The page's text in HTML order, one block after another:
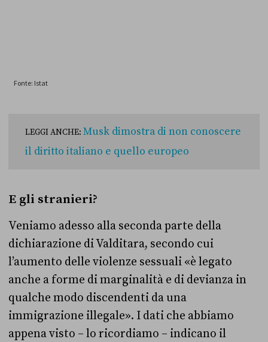
LEGGI ANCHE: Musk dimostra di non conoscere
il diritto italiano e quello europeo
E gli stranieri?
Veniamo adesso alla seconda parte della
dichiarazione di Valditara, secondo cui
l’aumento delle violenze sessuali «è legato
anche a forme di marginalità e di devianza in
qualche modo discendenti da una
immigrazione illegale». I dati che abbiamo
appena visto – lo ricordiamo – indicano il